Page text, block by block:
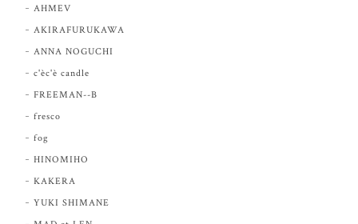
AHMEV
AKIRAFURUKAWA
ANNA NOGUCHI
c'èc'è candle
FREEMAN--B
fresco
fog
HINOMIHO
KAKERA
YUKI SHIMANE